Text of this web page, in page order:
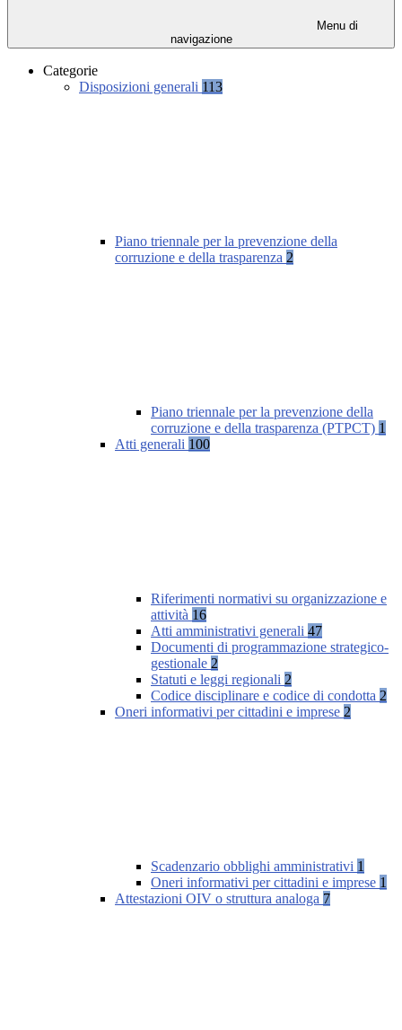
Menu di
navigazione
Categorie
Disposizioni generali 113
Piano triennale per la prevenzione della
corruzione e della trasparenza 2
Piano triennale per la prevenzione della
corruzione e della trasparenza (PTPCT) 1
Atti generali 100
Riferimenti normativi su organizzazione e
attività 16
Atti amministrativi generali 47
Documenti di programmazione strategico-
gestionale 2
Statuti e leggi regionali 2
Codice disciplinare e codice di condotta 2
Oneri informativi per cittadini e imprese 2
Scadenzario obblighi amministrativi 1
Oneri informativi per cittadini e imprese 1
Attestazioni OIV o struttura analoga 7